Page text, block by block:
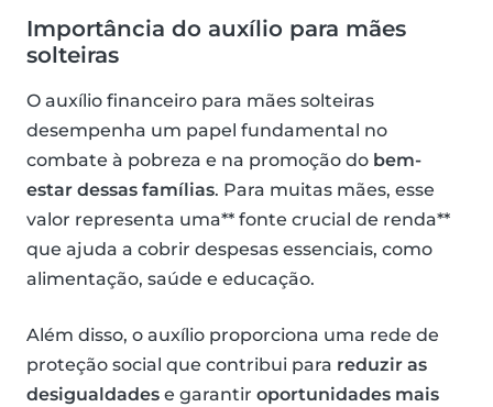
Importância do auxílio para mães
solteiras
O auxílio financeiro para mães solteiras
desempenha um papel fundamental no
combate à pobreza e na promoção do bem-
estar dessas famílias. Para muitas mães, esse
valor representa uma** fonte crucial de renda**
que ajuda a cobrir despesas essenciais, como
alimentação, saúde e educação.
Além disso, o auxílio proporciona uma rede de
proteção social que contribui para reduzir as
desigualdades e garantir oportunidades mais